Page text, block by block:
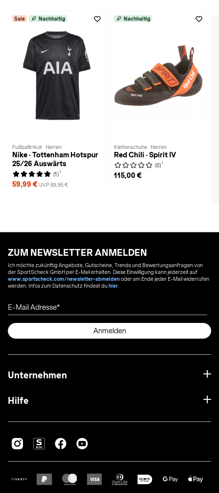
Sale Nachhaltig
Fußballtrikot · Herren
Nike · Tottenham Hotspur
25/26 Auswärts
(1) 1
59,99 € UVP 99,95 €
Nachhaltig
Kletterschuhe · Herren
Red Chili · Spirit IV
(0) 1
115,00 €
ZUM NEWSLETTER ANMELDEN
Ich möchte zukünftig Angebote, Gutscheine, Trends und Bewertungsanfragen von
der SportScheck GmbH per E-Mail erhalten. Diese Einwilligung kann jederzeit auf
www.sportscheck.com/newsletter-abmeldenoder am Ende jeder E-Mail widerrufen
werden. Infos zum Datenschutz findest duhier
E-Mail Adresse
Anmelden
Unternehmen
Hilfe